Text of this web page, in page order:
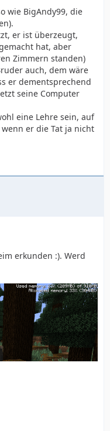
wie BigAndy99, die
er ist überzeugt,
hat, aber
Zimmern standen)
auch, dem wäre
er dementsprechend
seine Computer
eine Lehre sein, auf
er die Tat ja nicht
erkunden :). Werd